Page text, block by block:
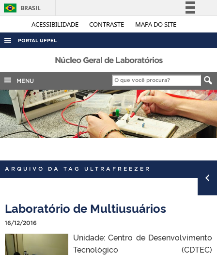
ACESSIBILIDADE CONTRASTE MAPA DO SITE
BRASIL
Simplifique!
Legislação
Canais
PORTAL UFPEL
ACESSO À INFORMAÇÃO
AUDITORIA
COBALTO
CONCURSOS
EDITAIS
INTERNACIONAL
PORTARIAS
Núcleo Geral de Laboratórios
MENU
ARQUIVO DA TAG ULTRAFREEZER
Laboratório de Multiusuários
16/12/2016
Unidade: Centro de Desenvolvimento
Tecnológico (CDTEC)